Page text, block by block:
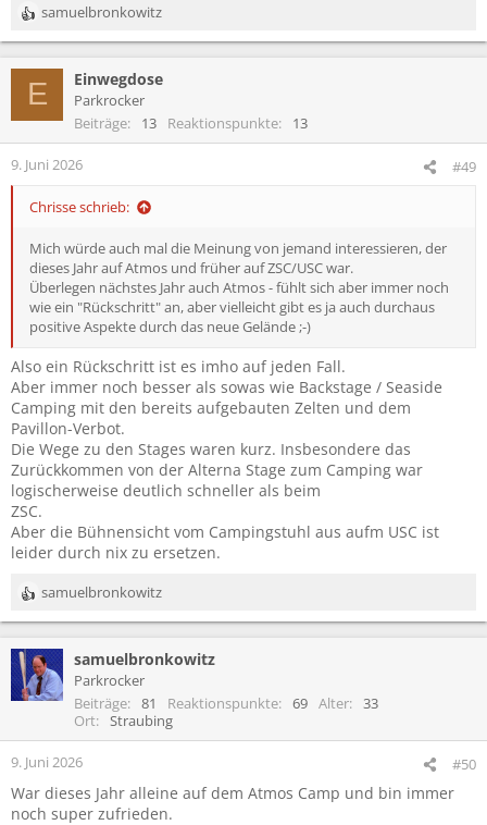
R
e
i
n
e
samuelbronkowitz
E Einwegdose
Parkrocker
Beiträge
13 Reaktionspunkte 13
9. Juni 2026 #49
Chrisse schrieb:
Mich würde auch mal die Meinung von jemand interessieren, der
dieses Jahr auf Atmos und früher auf ZSC/USC war.
Überlegen nächstes Jahr auch Atmos - fühlt sich aber immer noch
wie ein "Rückschritt" an, aber vielleicht gibt es ja auch durchaus
positive Aspekte durch das neue Gelände ;-)
Also ein Rückschritt ist es imho auf jeden Fall.
Aber immer noch besser als sowas wie Backstage / Seaside
Camping mit den bereits aufgebauten Zelten und dem
Pavillon-Verbot.
Die Wege zu den Stages waren kurz. Insbesondere das
Zurückkommen von der Alterna Stage zum Camping war
logischerweise deutlich schneller als beim
ZSC.
Aber die Bühnensicht vom Campingstuhl aus aufm USC ist
leider durch nix zu ersetzen.
R
e
k
t
i
n
:
samuelbronkowitz
samuelbronkowitz
Parkrocker
Beiträge
81 Reaktionspunkte 69 Alter
33
Ort
Straubing
9. Juni 2026 #50
War dieses Jahr alleine auf dem Atmos Camp und bin immer
noch super zufrieden.